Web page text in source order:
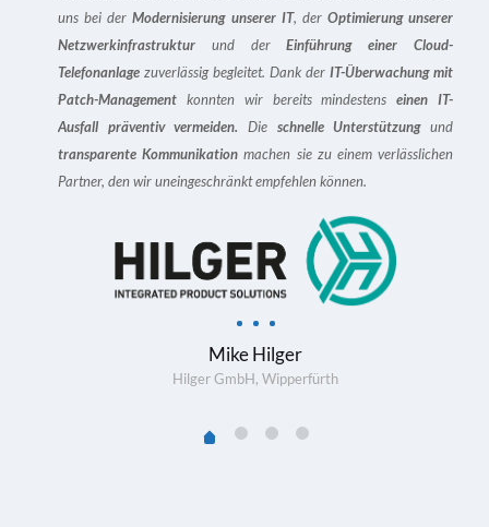
digitalen
wir
uns bei derModernisierung unserer IT, der Optimierung unserer
Netzwerkinfrastruktur und derEinführung einer Cloud-
Telefonanlage zuverlässig begleitet. Dank der IT-Überwachungmit
Patch-Management konnten wir bereits mindestenseinenIT-
Ausfall präventiv vermeiden. Die schnelle Unterstützungund
transparente Kommunikation machen sie zu einem verlässlichen
Partner, den wir uneingeschränkt empfehlen können.
Mike Hilger
Hilger GmbH, Wipperfürth